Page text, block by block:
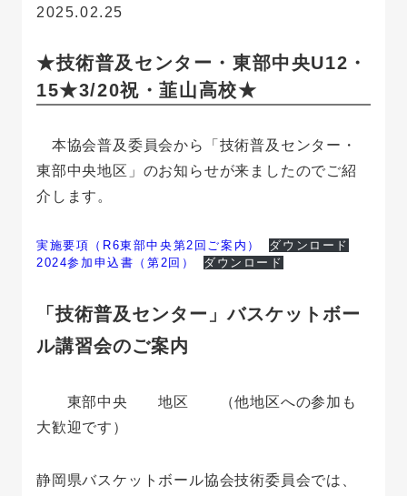
2025.02.25
★技術普及センター・東部中央U12・
15★3/20祝・韮山高校★
本協会普及委員会から「技術普及センター・
東部中央地区」のお知らせが来ましたのでご紹
介します。
実施要項（R6東部中央第2回ご案内）
ダウンロード
2024参加申込書（第2回）
ダウンロード
「技術普及センター」バスケットボー
ル講習会のご案内
東部中央 地区 （他地区への参加も
大歓迎です）
静岡県バスケットボール協会技術委員会では、